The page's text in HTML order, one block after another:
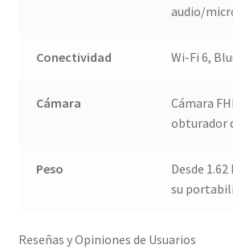
audio/
Conectividad Wi-Fi 6,
Cámara
Cámara
obturador
Peso
Desde
su
Reseñas y Opiniones de Usuarios